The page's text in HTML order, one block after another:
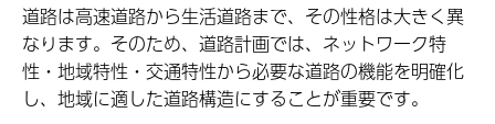
道路は高速道路から生活道路まで、その性格は大きく異
なります。そのため、道路計画では、ネットワーク特
性・地域特性・交通特性から必要な道路の機能を明確化
し、地域に適した道路構造にすることが重要です。